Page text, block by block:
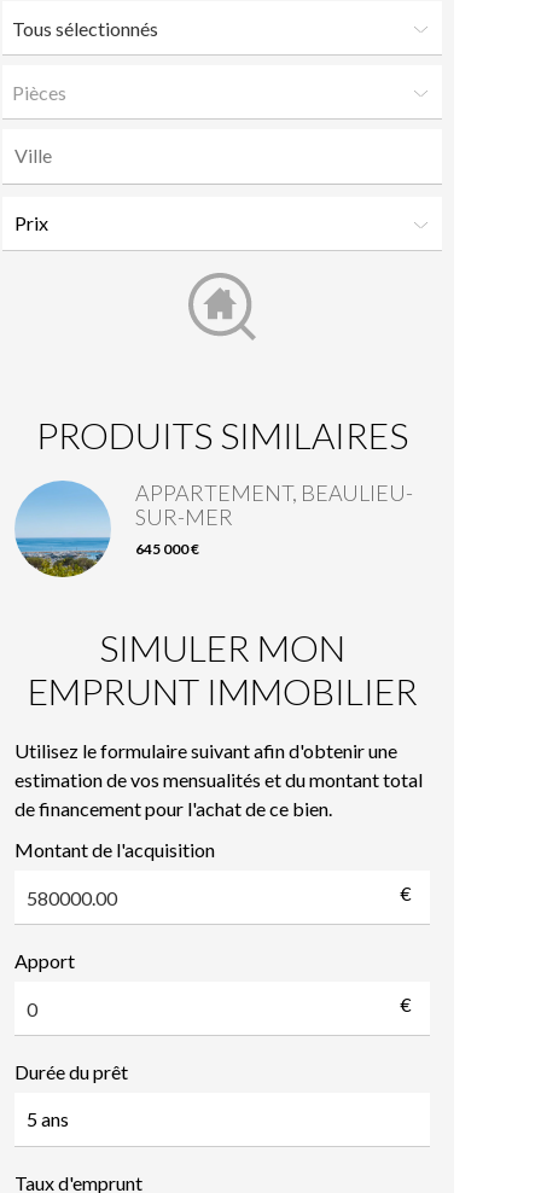
Tous sélectionnés
Pièces
PRODUITS SIMILAIRES
APPARTEMENT, BEAULIEU-
SUR-MER
645 000 €
SIMULER MON
EMPRUNT IMMOBILIER
Utilisez le formulaire suivant afin d'obtenir une
estimation de vos mensualités et du montant total
de financement pour l'achat de ce bien.
Montant de l'acquisition
€
Apport
€
Durée du prêt
Taux d'emprunt